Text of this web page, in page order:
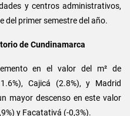
y centros administrativos,
del primer semestre del año.
de Cundinamarca
en el valor del m² de
Cajicá (2.8%), y Madrid
mayor descenso en este valor
y Facatativá (-0,3%).